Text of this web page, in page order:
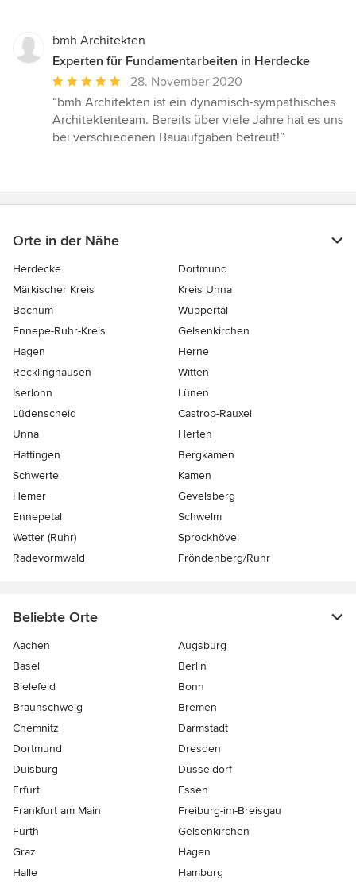
Sternen
bmh Architekten
Experten für Fundamentarbeiten in Herdecke
Durchschnittliche
Bewertung:
5
von
28. November 2020
“bmh Architekten ist ein dynamisch-sympathisches
Architektenteam. Bereits über viele Jahre hat es uns
bei verschiedenen Bauaufgaben betreut!”
Orte in der Nähe
Herdecke
Dortmund
Märkischer Kreis
Kreis Unna
Bochum
Wuppertal
Ennepe-Ruhr-Kreis
Gelsenkirchen
Hagen
Herne
Recklinghausen
Witten
Iserlohn
Lünen
Lüdenscheid
Castrop-Rauxel
Unna
Herten
Hattingen
Bergkamen
Schwerte
Kamen
Hemer
Gevelsberg
Ennepetal
Schwelm
Wetter (Ruhr)
Sprockhövel
Radevormwald
Fröndenberg/Ruhr
Beliebte Orte
Aachen
Augsburg
Basel
Berlin
Bielefeld
Bonn
Braunschweig
Bremen
Chemnitz
Darmstadt
Dortmund
Dresden
Duisburg
Düsseldorf
Erfurt
Essen
Frankfurt am Main
Freiburg-im-Breisgau
Fürth
Gelsenkirchen
Graz
Hagen
Halle
Hamburg